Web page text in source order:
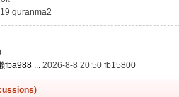
guranma2
fba988 ... 2026-8-8 20:50 fb15800